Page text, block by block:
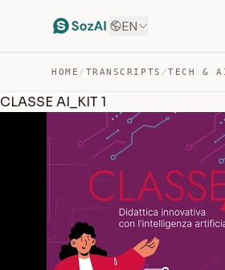
EN
HOME / TRANSCRIPTS /TECH &
CLASSE AI_KIT 1